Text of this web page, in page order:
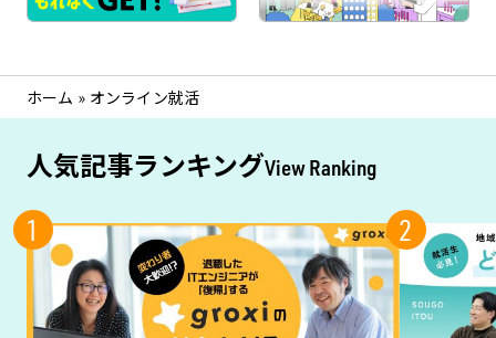
ホーム » オンライン就活
人気記事ランキングView Ranking
1 2